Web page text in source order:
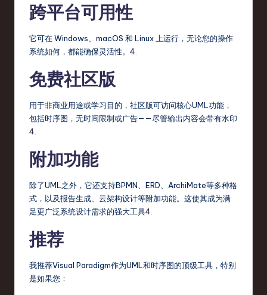
跨平台可用性
它可在 Windows、macOS 和 Linux 上运行，无论您的操作
系统如何，都能确保灵活性。 4
免费社区版
用于非商业用途或学习目的，社区版可访问核心UML功能，
包括时序图，无时间限制或广告——尽管输出内容会带有水印
4
附加功能
除了UML之外，它还支持BPMN、ERD、ArchiMate等多种格
式，以及报告生成、云架构设计等附加功能。这使其成为满
足更广泛系统设计需求的强大工具4
推荐
我推荐Visual Paradigm作为UML和时序图的顶级工具，特别
是如果您：